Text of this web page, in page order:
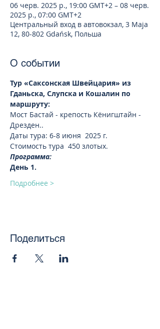
06 черв. 2025 р., 19:00 GMT+2 – 08 черв.
2025 р., 07:00 GMT+2
Центральный вход в автовокзал, 3 Maja
12, 80-802 Gdańsk, Польша
О событии
Тур «Саксонская Швейцария» из
Гданьска, Слупска и Кошалин по
маршруту:
Мост Бастай - крепость Кёнигштайн -
Дрезден..
Даты тура: 6-8 июня  2025 г.
Стоимость тура  450 злотых.
Программа:
День 1.
Подробнее >
Поделиться